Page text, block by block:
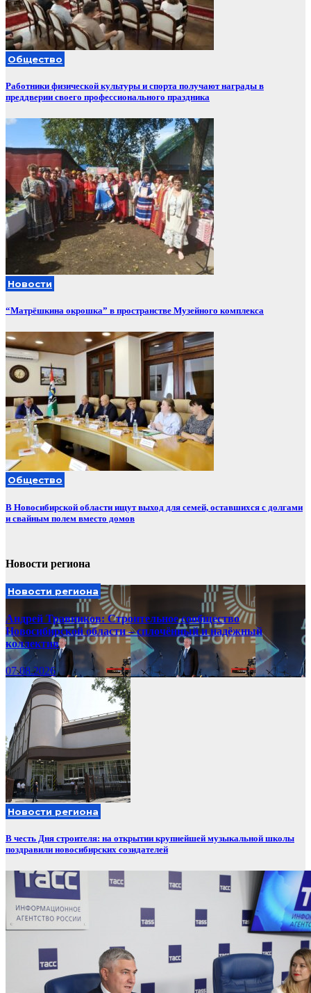
Общество
Работники физической культуры и спорта получают награды в
преддверии своего профессионального праздника
Новости
“Матрёшкина окрошка” в пространстве Музейного комплекса
Общество
В Новосибирской области ищут выход для семей, оставшихся с долгами
и свайным полем вместо домов
Новости региона
Новости региона
Андрей Травников: Строительное сообщество
Новосибирской области – сплочённый и надёжный
коллектив
07.08.2026
Новости региона
В честь Дня строителя: на открытии крупнейшей музыкальной школы
поздравили новосибирских созидателей